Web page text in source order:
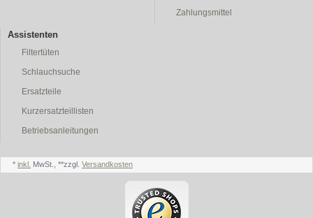
Zahlungsmittel
Assistenten
Filtertüten
Schlauchsuche
Ersatzteile
Kurzersatzteillisten
Betriebsanleitungen
* inkl. MwSt., **zzgl. Versandkosten